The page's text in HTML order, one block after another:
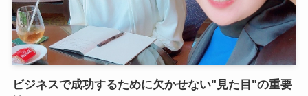
ビジネスで成功するために欠かせない"見た目"の重要